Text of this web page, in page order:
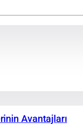
Avantajları